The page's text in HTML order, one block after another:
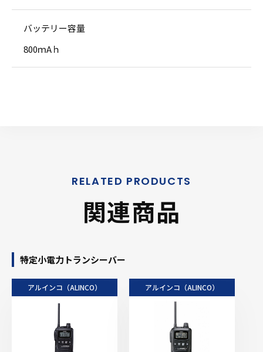
バッテリー容量
800ｍAｈ
関連商品
特定小電力トランシーバー
アルインコ（ALINCO） アルインコ（ALINCO）